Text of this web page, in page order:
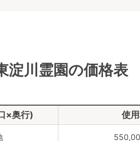
川霊園の価格表
×奥行) 使